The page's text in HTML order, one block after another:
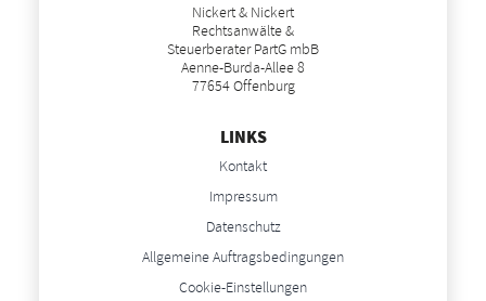
Nickert & Nickert
Rechtsanwälte &
Steuerberater PartG mbB
Aenne-Burda-Allee 8
77654 Offenburg
LINKS
Kontakt
Impressum
Datenschutz
Allgemeine Auftragsbedingungen
Cookie-Einstellungen